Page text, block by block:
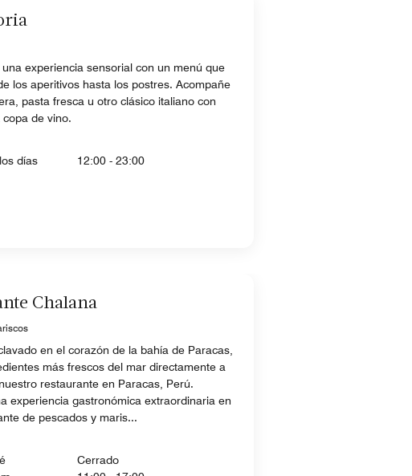
experiencia sensorial con un menú que
los aperitivos hasta los postres. Acompañe
pasta fresca u otro clásico italiano con
de vino.
días 12:00 - 23:00
Chalana
en el corazón de la bahía de Paracas,
más frescos del mar directamente a
restaurante en Paracas, Perú.
experiencia gastronómica extraordinaria en
de pescados y maris...
Cerrado